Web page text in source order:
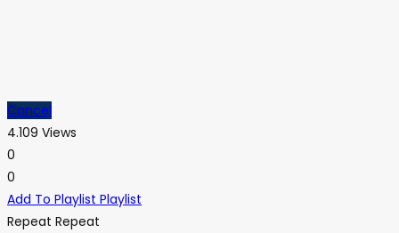
Cancel
4.109 Views
0
0
Add To Playlist Playlist
Repeat Repeat